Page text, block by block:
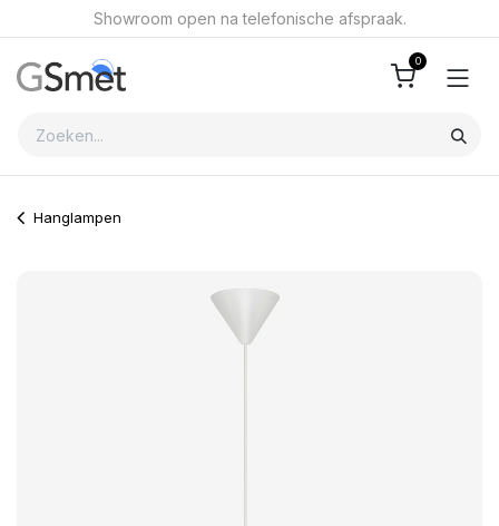
Overslaan naar inhoudShowroom open na telefonische afspraak.
0
Hanglampen